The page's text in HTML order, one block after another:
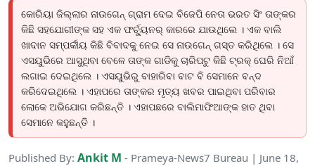
କୋରିୟା ଜିଲ୍ଲାର ନାଉଗେନ୍ ଗ୍ରାମ ଦେଇ ବିଜେପି ନେତା ଭରତ ସିଂ ତାଙ୍କର
କିଛି ସହଯୋଗୀଙ୍କ ସହ ଏକ ଫର୍ଚ୍ୟୁନର୍ କାରରେ ଯାଉଥିଲେ । ଏକ ବାଲି
ଖାଦାନ ସମ୍ପର୍କୀୟ କିଛି ବିବାଦକୁ ନେଇ ସେ ନାଉଗେନ୍ ଗସ୍ତ କରିଥିଲେ । ସେ
ଏସୟୁଭିରେ ଆସୁଥିବା ବେଳେ ତାଙ୍କ ଗାଡିକୁ ଚାରିପଟୁ କିଛି ଟ୍ରକ୍ ଘେରି ନିଆଁ
ଲଗାଇ ଦେଇଥିଲେ । ଏସୟୁଭିରୁ ବାହାରିବା ବାଟ ବି ସେମାନେ ବନ୍ଦ
କରିଦେଇଥିଲେ । ଏହାପରେ ତାଙ୍କର ମୃତ୍ୟ ଖବର ପାଇଥିବା ପରିବାର
ଲୋକେ ଅଭିଯୋଗ କରିଛନ୍ତି । ଏହାପଛରେ ବାଲିମାଫିଆଙ୍କ ହାତ ଥିବା
ସେମାନେ କହୁଛନ୍ତି ।
Published By: Ankit M - Prameya-News7 Bureau | June 18,